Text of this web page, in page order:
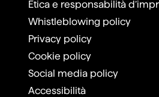
Etica e responsabilità
Whistleblowing policy
Privacy policy
Cookie policy
Social media policy
Accessibilità